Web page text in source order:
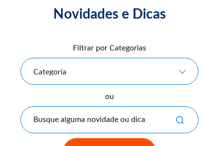
Novidades e Dicas
Filtrar por Categorias
Categoria
ou
Busque alguma novidade ou